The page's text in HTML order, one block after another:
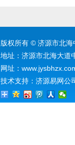
版权所有 © 济源市北海
地址：济源市北海大道
网址：
技术支持： 济源易网公